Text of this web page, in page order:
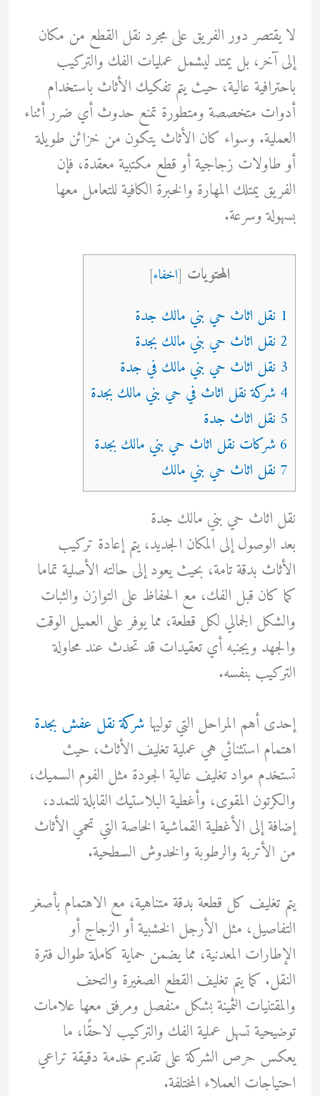
لا يقتصر دور الفريق على مجرد نقل القطع من مكان
إلى آخر، بل يمتد ليشمل عمليات الفك والتركيب
باحترافية عالية، حيث يتم تفكيك الأثاث باستخدام
أدوات متخصصة ومتطورة تمنع حدوث أي ضرر أثناء
العملية. وسواء كان الأثاث يتكون من خزائن طويلة
أو طاولات زجاجية أو قطع مكتبية معقدة، فإن
الفريق يمتلك المهارة والخبرة الكافية للتعامل معها
بسهولة وسرعة.
المحتويات [اخفاء]
1 نقل اثاث حي بني مالك جدة
2 نقل اثاث حي بني مالك بجدة
3 نقل اثاث حي بني مالك في جدة
4 شركة نقل اثاث في حي بني مالك بجدة
5 نقل اثاث جدة
6 شركات نقل اثاث حي بني مالك بجدة
7 نقل اثاث حي بني مالك
نقل اثاث حي بني مالك جدة
بعد الوصول إلى المكان الجديد، يتم إعادة تركيب
الأثاث بدقة تامة، بحيث يعود إلى حالته الأصلية تماما
كما كان قبل الفك، مع الحفاظ على التوازن والثبات
والشكل الجمالي لكل قطعة، مما يوفر على العميل الوقت
والجهد ويجنبه أي تعقيدات قد تحدث عند محاولة
التركيب بنفسه.
إحدى أهم المراحل التي توليها شركة نقل عفش بجدة
اهتمام استثنائي هي عملية تغليف الأثاث، حيث
تستخدم مواد تغليف عالية الجودة مثل الفوم السميك،
والكرتون المقوى، وأغطية البلاستيك القابلة للتمدد،
إضافة إلى الأغطية القماشية الخاصة التي تحمي الأثاث
من الأتربة والرطوبة والخدوش السطحية.
يتم تغليف كل قطعة بدقة متناهية، مع الاهتمام بأصغر
التفاصيل، مثل الأرجل الخشبية أو الزجاج أو
الإطارات المعدنية، مما يضمن حماية كاملة طوال فترة
النقل. كما يتم تغليف القطع الصغيرة والتحف
والمقتنيات الثمينة بشكل منفصل ومرفق معها علامات
توضيحية تسهل عملية الفك والتركيب لاحقًا، ما
يعكس حرص الشركة على تقديم خدمة دقيقة تراعي
احتياجات العملاء المختلفة.